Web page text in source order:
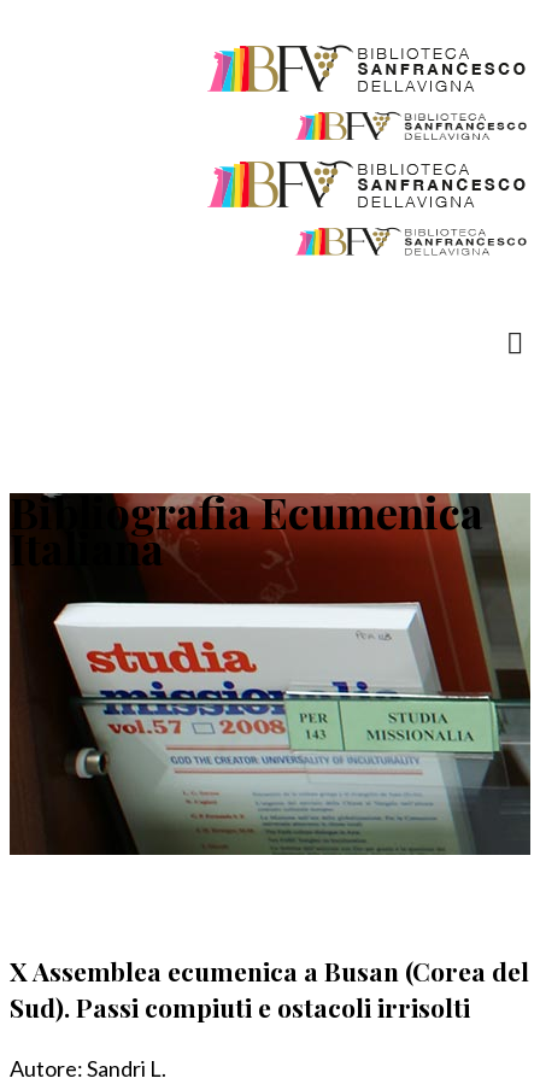
Bibliografia Ecumenica
Italiana
X Assemblea ecumenica a Busan (Corea del
Sud). Passi compiuti e ostacoli irrisolti
Autore:Sandri L.